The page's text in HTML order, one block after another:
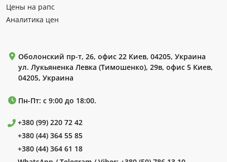
Цены на рапс
Аналитика цен
Оболонский пр-т, 26, офис 22 Киев, 04205, Украина
ул. Лукьяненка Левка (Тимошенко), 29в, офис 5 Киев,
04205, Украина
Пн-Пт: с 9:00 до 18:00.
+380 (99) 220 72 42
+380 (44) 364 55 85
+380 (44) 364 61 18